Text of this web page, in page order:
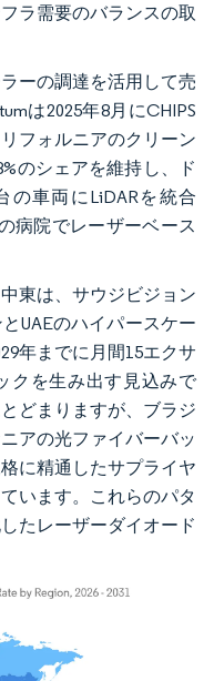
ラ需要のバランスの取
ーの調達を活用して売
は2025年8月にCHIPS
フォルニアのクリーン
のシェアを維持し、ド
の車両にLiDARを統合
病院でレーザーベース
東は、サウジビジョン
UAEのハイパースケー
年までに月間15エクサ
クを生み出す見込みで
どまりますが、ブラジ
アの光ファイバーバッ
に精通したサプライヤ
います。これらのパタ
たレーザーダイオード